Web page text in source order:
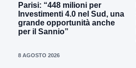
Parisi: “448 milioni per
Investimenti 4.0 nel Sud, una
grande opportunità anche
per il Sannio”
8 AGOSTO 2026